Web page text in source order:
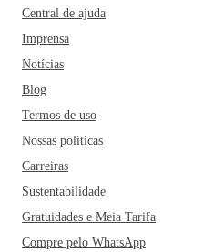
Central de ajuda
Imprensa
Notícias
Blog
Termos de uso
Nossas políticas
Carreiras
Sustentabilidade
Gratuidades e Meia Tarifa
Compre pelo WhatsApp